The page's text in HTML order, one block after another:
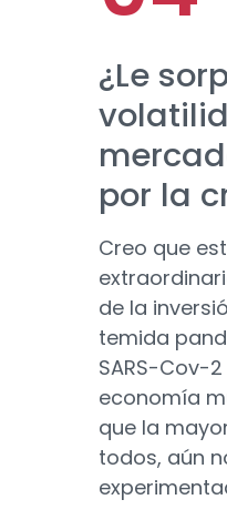
¿Le
por la
Creo que
de la
temida
SARS-Cov-
economía
que la
todos, aún